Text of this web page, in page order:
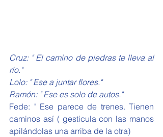
Cruz: " El camino de piedras te lleva al
río."
Lolo: " Ese a juntar flores."
Ramón: " Ese es solo de autos."
Fede: " Ese parece de trenes. Tienen
caminos así ( gesticula con las manos
apilándolas una arriba de la otra)